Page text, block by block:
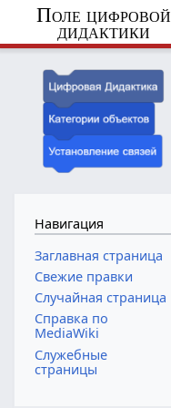
Поле цифровой
дидактики
Навигация
Заглавная страница
Свежие правки
Случайная страница
Справка по
MediaWiki
Служебные
страницы